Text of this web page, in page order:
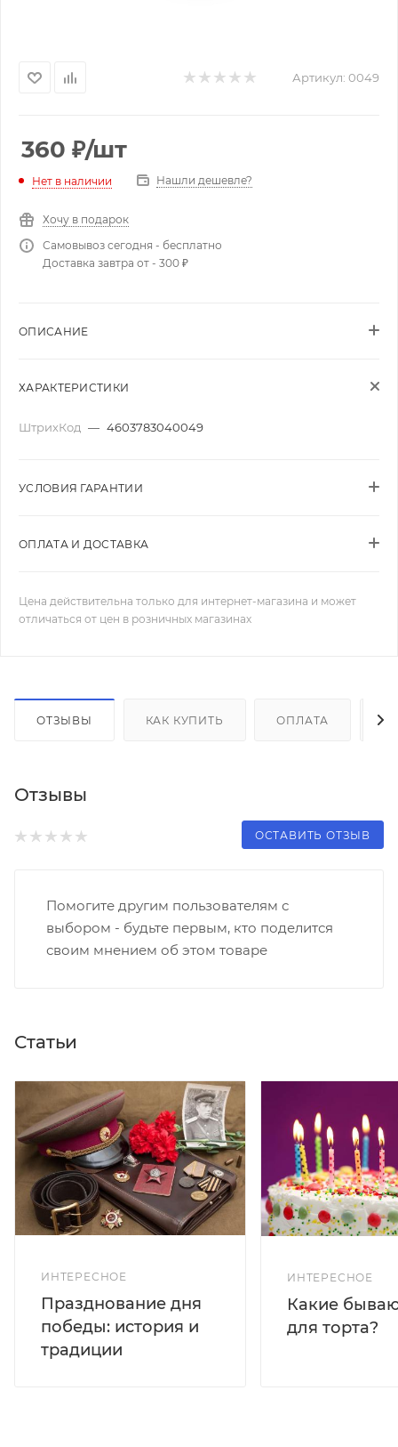
Артикул: 0049
360 ₽/шт
Нет в наличии Нашли дешевле?
Хочу в подарок
Самовывоз сегодня - бесплатно
Доставка завтра от - 300 ₽
ОПИСАНИЕ
ХАРАКТЕРИСТИКИ
ШтрихКод — 4603783040049
УСЛОВИЯ ГАРАНТИИ
ОПЛАТА И ДОСТАВКА
Цена действительна только для интернет-магазина и может
отличаться от цен в розничных магазинах
ОТЗЫВЫ КАК КУПИТЬ ОПЛАТА
Отзывы
ОСТАВИТЬ ОТЗЫВ
Помогите другим пользователям с
выбором - будьте первым, кто поделится
своим мнением об этом товаре
Статьи
ИНТЕРЕСНОЕ
Празднование дня
победы: история и
традиции
ИНТЕРЕСНОЕ
Какие
для торта?